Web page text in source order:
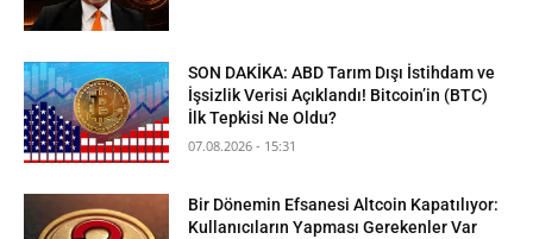
SON DAKİKA: ABD Tarım Dışı İstihdam ve
İşsizlik Verisi Açıklandı! Bitcoin’in (BTC)
İlk Tepkisi Ne Oldu?
07.08.2026 - 15:31
Bir Dönemin Efsanesi Altcoin Kapatılıyor:
Kullanıcıların Yapması Gerekenler Var